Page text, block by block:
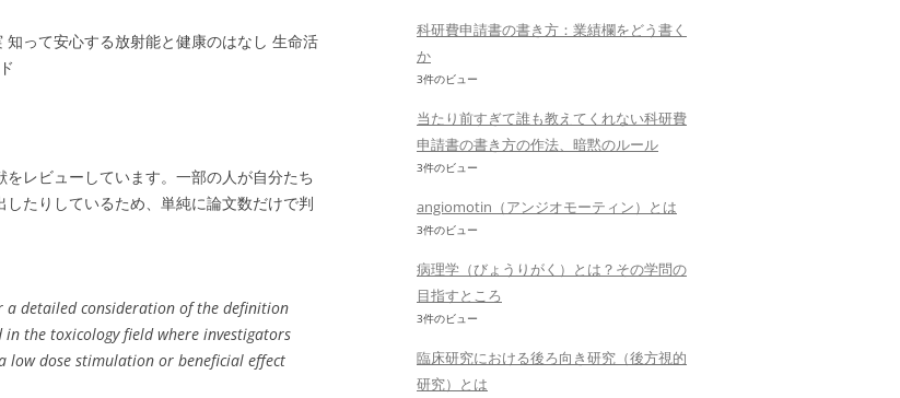
って安心する放射能と健康のはなし 生命活
レビューしています。一部の人が自分たち
たりしているため、単純に論文数だけで判
a detailed consideration of the definition
in the toxicology field where investigators
low dose stimulation or beneficial effect
科研費申請書の書き方：業績欄をどう書く
か
3件のビュー
当たり前すぎて誰も教えてくれない科研費
申請書の書き方の作法、暗黙のルール
3件のビュー
angiomotin（アンジオモーティン）とは
3件のビュー
病理学（びょうりがく）とは？その学問の
目指すところ
3件のビュー
臨床研究における後ろ向き研究（後方視的
研究）とは